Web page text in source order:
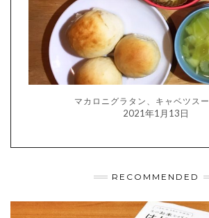
マカロニグラタン、キャベツス
2021年1月13日
RECOMMENDED